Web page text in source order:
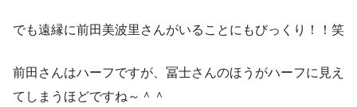
でも遠縁に前田美波里さんがいることにもびっくり！！笑
前田さんはハーフですが、冨士さんのほうがハーフに見え
てしまうほどですね～＾＾